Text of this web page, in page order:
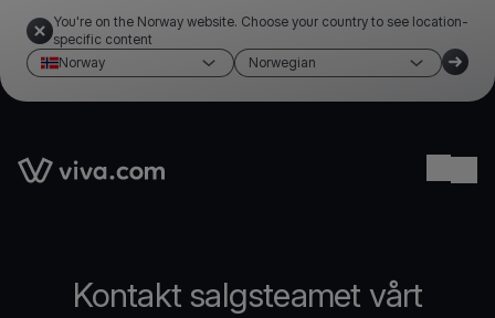
You're on the Norway website. Choose your country to see location-
specific content
Norway
Norwegian
Link to the homepage
Kontakt salgsteamet vårt